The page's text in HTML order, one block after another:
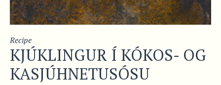
Recipe
KJÚKLINGUR Í KÓKOS- OG
KASJÚHNETUSÓSU